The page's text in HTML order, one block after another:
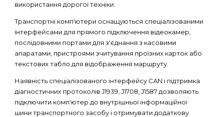
використання дорогої техніки.
Транспортні комп'ютери оснащуються спеціалізованими
інтерфейсами для прямого підключення відеокамер,
послідовними портами для з'єднання з касовими
апаратами, пристроями зчитування проїзних карток або
текстових табло для відображення маршруту.
Наявність спеціалізованого інтерфейсу CAN і підтримка
діагностичних протоколів J1939, J1708, J1587 дозволяють
підключити комп'ютер до внутрішньої інформаційної
шини транспортного засобу і отримувати додаткову